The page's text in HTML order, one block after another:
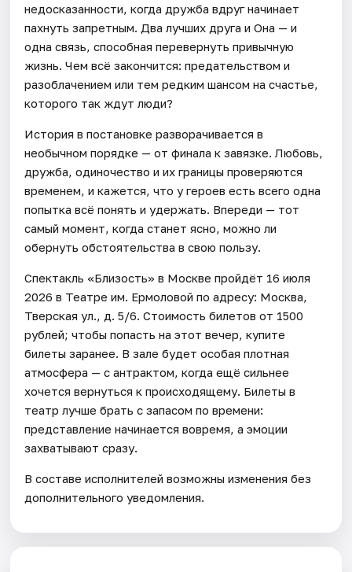
недосказанности, когда дружба вдруг начинает
пахнуть запретным. Два лучших друга и Она — и
одна связь, способная перевернуть привычную
жизнь. Чем всё закончится: предательством и
разоблачением или тем редким шансом на счастье,
которого так ждут люди?
История в постановке разворачивается в
необычном порядке — от финала к завязке. Любовь,
дружба, одиночество и их границы проверяются
временем, и кажется, что у героев есть всего одна
попытка всё понять и удержать. Впереди — тот
самый момент, когда станет ясно, можно ли
обернуть обстоятельства в свою пользу.
Спектакль «Близость» в Москве пройдёт 16 июля
2026 в Театре им. Ермоловой по адресу: Москва,
Тверская ул., д. 5/6. Стоимость билетов от 1500
рублей; чтобы попасть на этот вечер, купите
билеты заранее. В зале будет особая плотная
атмосфера — с антрактом, когда ещё сильнее
хочется вернуться к происходящему. Билеты в
театр лучше брать с запасом по времени:
представление начинается вовремя, а эмоции
захватывают сразу.
В составе исполнителей возможны изменения без
дополнительного уведомления.